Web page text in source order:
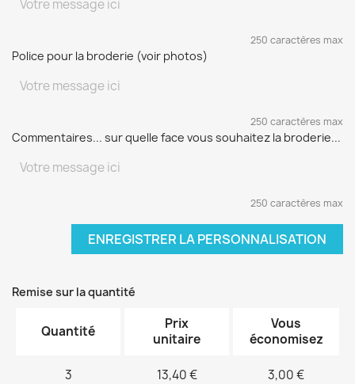
250 caractères max
Police pour la broderie (voir photos)
250 caractères max
Commentaires... sur quelle face vous souhaitez la broderie...
250 caractères max
ENREGISTRER LA PERSONNALISATION
Remise sur la quantité
Quantité
Prix
unitaire
Vous
économisez
3 13,40 € 3,00 €